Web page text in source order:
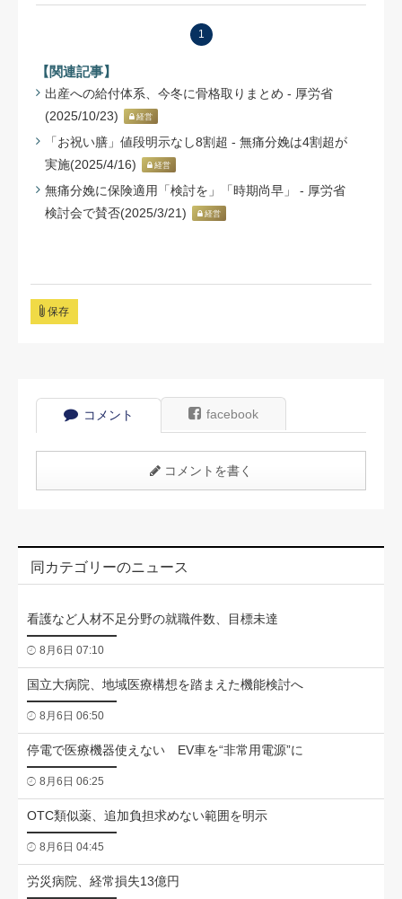
1
【関連記事】
出産への給付体系、今冬に骨格取りまとめ - 厚労省
(2025/10/23)
経営
「お祝い膳」値段明示なし8割超 - 無痛分娩は4割超が
実施(2025/4/16)
経営
無痛分娩に保険適用「検討を」「時期尚早」 - 厚労省
検討会で賛否(2025/3/21)
経営
保存
コメント facebook
コメントを書く
同カテゴリーのニュース
看護など人材不足分野の就職件数、目標未達
8月6日 07:10
国立大病院、地域医療構想を踏まえた機能検討へ
8月6日 06:50
停電で医療機器使えない EV車を“非常用電源”に
8月6日 06:25
OTC類似薬、追加負担求めない範囲を明示
8月6日 04:45
労災病院、経常損失13億円